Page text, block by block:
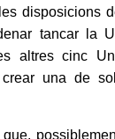
disposicions
tancar la
altres cinc
una de